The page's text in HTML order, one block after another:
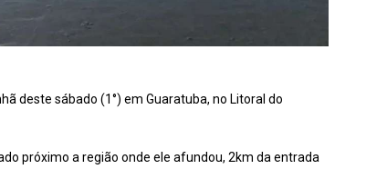
deste sábado (1°) em Guaratuba, no Litoral do
próximo a região onde ele afundou, 2km da entrada